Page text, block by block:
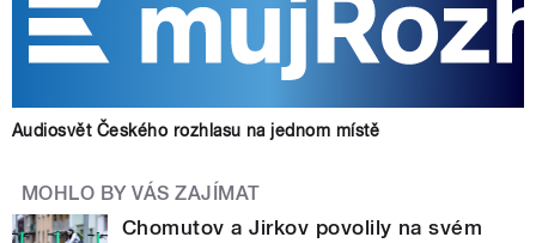
Audiosvět Českého rozhlasu na jednom místě
MOHLO BY VÁS ZAJÍMAT
Chomutov a Jirkov povolily na svém